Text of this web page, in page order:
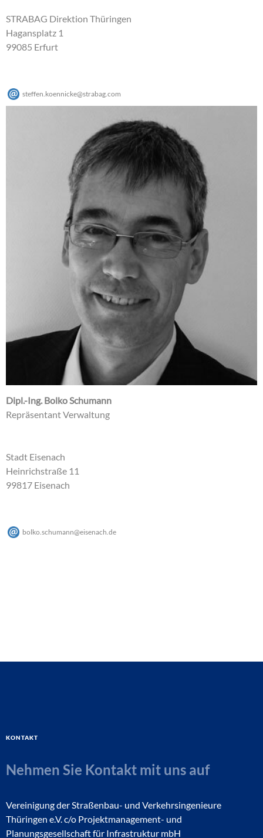
STRABAG Direktion Thüringen
Hagansplatz 1
99085 Erfurt
steffen.koennicke@strabag com
Dipl.-Ing. Bolko Schumann
Repräsentant Verwaltung
Stadt Eisenach
Heinrichstraße 11
99817 Eisenach
bolko.schumann@eisenach.de
Kontakt
Nehmen Sie Kontakt mit uns auf
Vereinigung der Straßenbau- und Verkehrsingenieure
Thüringen e.V. c/o Projektmanagement- und
Planungsgesellschaft für Infrastruktur mbH